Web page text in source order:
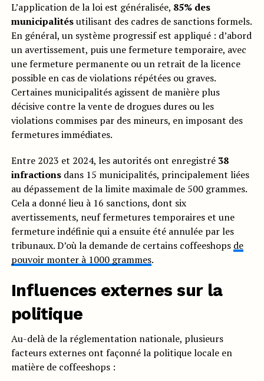
L’application de la loi est généralisée, 85% des
municipalitésutilisant des cadres de sanctions formels.
En général, un système progressif est appliqué : d’abord
un avertissement, puis une fermeture temporaire, avec
une fermeture permanente ou un retrait de la licence
possible en cas de violations répétées ou graves.
Certaines municipalités agissent de manière plus
décisive contre la vente de drogues dures ou les
violations commises par des mineurs, en imposant des
fermetures immédiates.
Entre 2023 et 2024, les autorités ont enregistré 38
infractionsdans 15 municipalités, principalement liées
au dépassement de la limite maximale de 500 grammes.
Cela a donné lieu à 16 sanctions, dont six
avertissements, neuf fermetures temporaires et une
fermeture indéfinie qui a ensuite été annulée par les
tribunaux. D’où la demande de certains coffeeshops de
pouvoir monter à 1000 grammes.
Influences externes sur la
politique
Au-delà de la réglementation nationale, plusieurs
facteurs externes ont façonné la politique locale en
matière de coffeeshops :